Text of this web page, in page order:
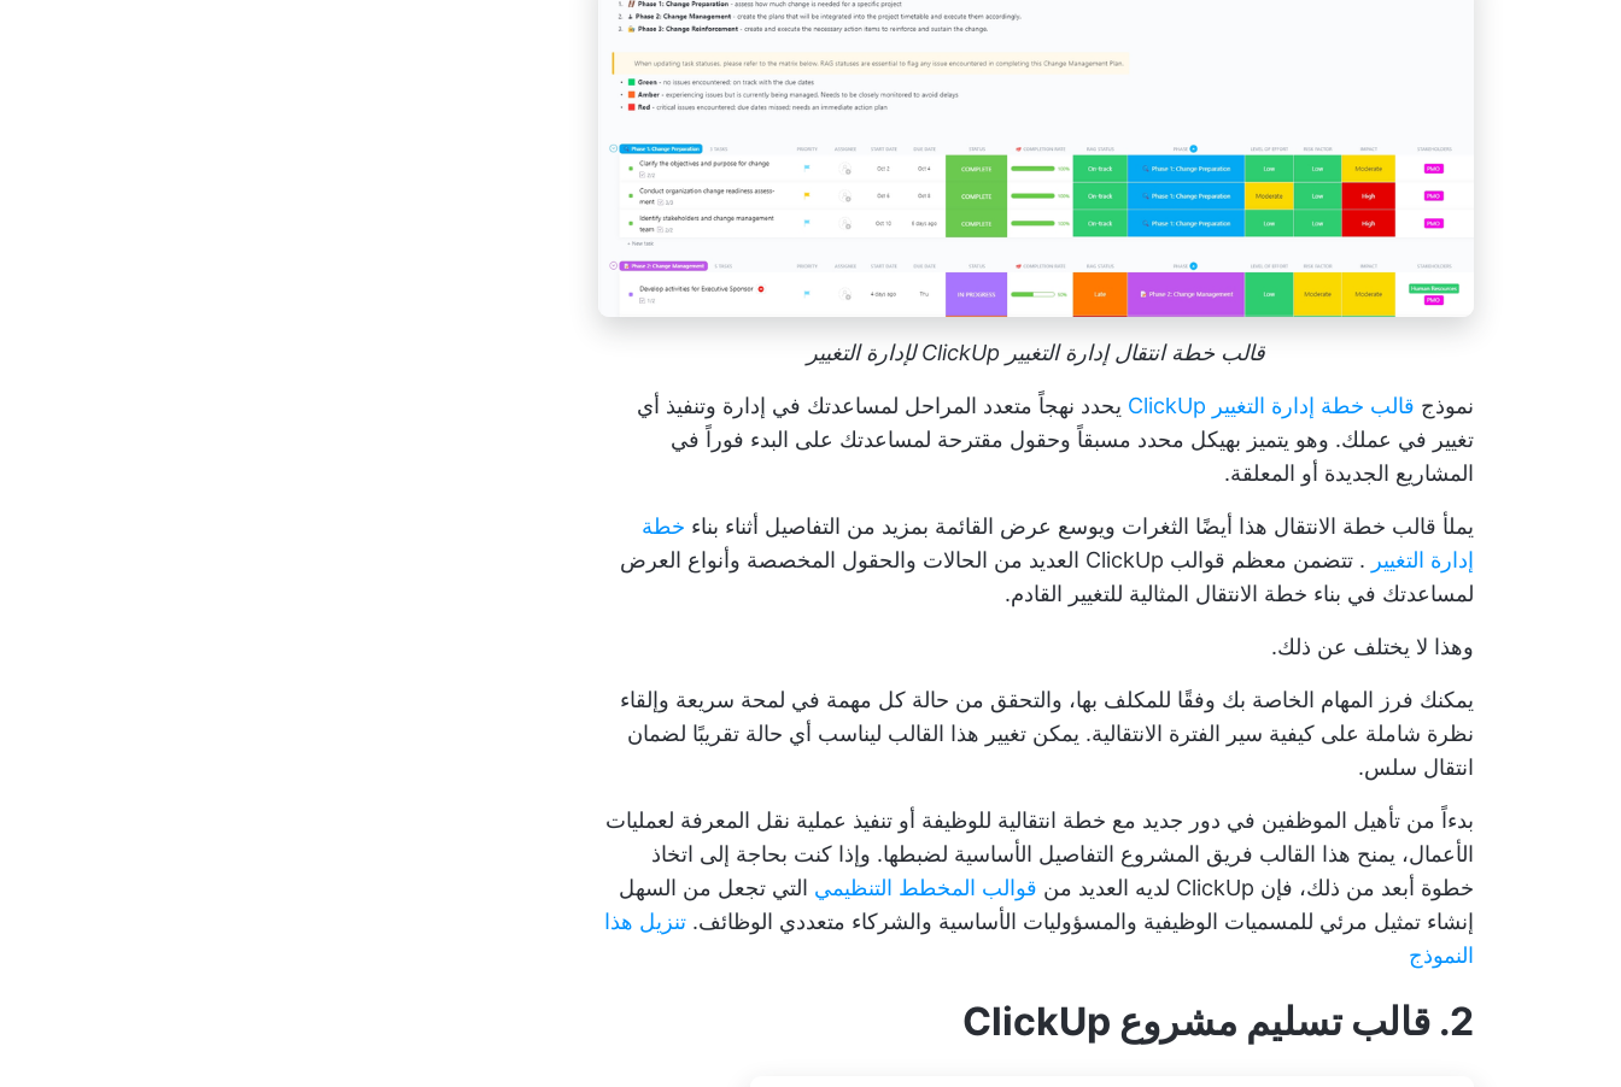
قالب خطة انتقال إدارة التغيير ClickUp لإدارة التغيير
نموذج قالب خطة إدارة التغيير ClickUp
يحدد نهجاً متعدد المراحل لمساعدتك في إدارة وتنفيذ أي
تغيير في عملك. وهو يتميز بهيكل محدد مسبقاً وحقول مقترحة لمساعدتك على البدء فوراً في
المشاريع الجديدة أو المعلقة.
يملأ قالب خطة الانتقال هذا أيضًا الثغرات ويوسع عرض القائمة بمزيد من التفاصيل أثناء بناء خطة
إدارة التغيير
. تتضمن معظم قوالب ClickUp العديد من الحالات والحقول المخصصة وأنواع العرض
لمساعدتك في بناء خطة الانتقال المثالية للتغيير القادم.
وهذا لا يختلف عن ذلك.
يمكنك فرز المهام الخاصة بك وفقًا للمكلف بها، والتحقق من حالة كل مهمة في لمحة سريعة وإلقاء
نظرة شاملة على كيفية سير الفترة الانتقالية. يمكن تغيير هذا القالب ليناسب أي حالة تقريبًا لضمان
انتقال سلس.
بدءاً من تأهيل الموظفين في دور جديد مع خطة انتقالية للوظيفة أو تنفيذ عملية نقل المعرفة لعمليات
الأعمال، يمنح هذا القالب فريق المشروع التفاصيل الأساسية لضبطها. وإذا كنت بحاجة إلى اتخاذ
خطوة أبعد من ذلك، فإن ClickUp لديه العديد من
قوالب المخطط التنظيمي التي تجعل من السهل
إنشاء تمثيل مرئي للمسميات الوظيفية والمسؤوليات الأساسية والشركاء متعددي الوظائف. تنزيل هذا
النموذج
2. قالب تسليم مشروع ClickUp